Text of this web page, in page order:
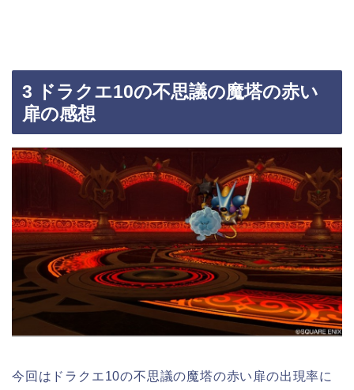
3 ドラクエ10の不思議の魔塔の赤い
扉の感想
今回はドラクエ10の不思議の魔塔の赤い扉の出現率に